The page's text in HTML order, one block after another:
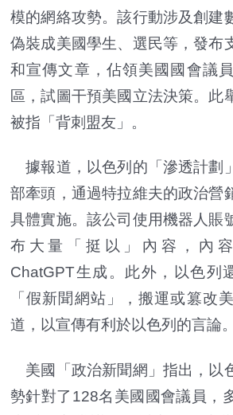
模的網絡攻勢。該行動涉及創建
偽裝成美國學生、選民等，發布
和宣傳文章，佔領美國國會議
區，試圖干預美國立法決策。此
被指「背刺盟友」。
據報道，以色列的「滲透計劃
部牽頭，通過特拉維夫的政治營
具體實施。該公司使用機器人賬
布大量「挺以」內容，內
ChatGPT生成。此外，以色列
「假新聞網站」，搬運或篡改
道，以宣傳有利於以色列的言論。
美國「政治新聞網」指出，以
勢針對了128名美國國會議員，